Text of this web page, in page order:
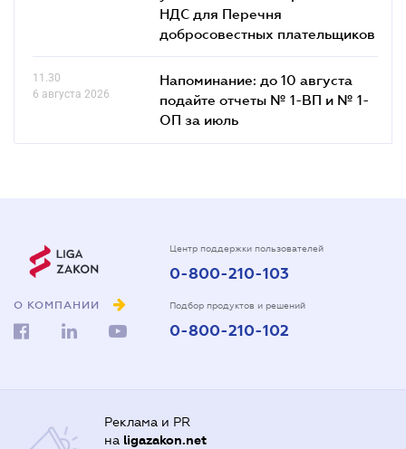
НДС для Перечня
добросовестных плательщиков
11.30
6 августа 2026
Напоминание: до 10 августа
подайте отчеты № 1-ВП и № 1-
ОП за июль
О КОМПАНИИ
Центр поддержки пользователей
0-800-210-103
Подбор продуктов и решений
0-800-210-102
Реклама и PR
на ligazakon.net